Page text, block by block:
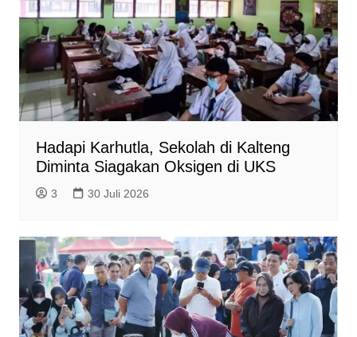
Hadapi Karhutla, Sekolah di Kalteng
Diminta Siagakan Oksigen di UKS
3 30 Juli 2026